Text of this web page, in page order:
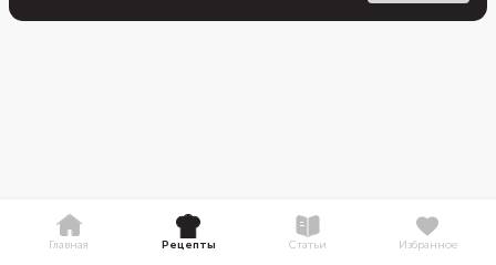
Главная Рецепты Статьи Избранное